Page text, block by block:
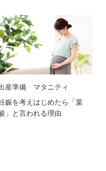
産準備
マタニティ
娠を考えはじめたら「葉
」と言われる理由